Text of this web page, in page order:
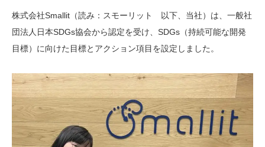
シングルサインオン運営
技術ブログ
クラウド軍師(DX情報)
株式会社Smallit（読み：スモーリット 以下、当社）は、一般社
団法人日本SDGs協会から認定を受け、SDGs（持続可能な開発
目標）に向けた目標とアクション項目を設定しました。